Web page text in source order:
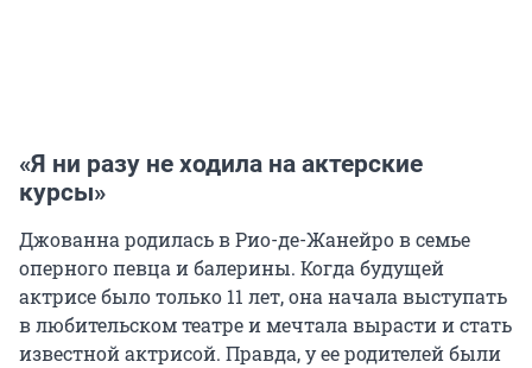
«Я ни разу не ходила на актерские
курсы»
Джованна родилась в Рио-де-Жанейро в семье
оперного певца и балерины. Когда будущей
актрисе было только 11 лет, она начала выступать
в любительском театре и мечтала вырасти и стать
известной актрисой. Правда, у ее родителей были